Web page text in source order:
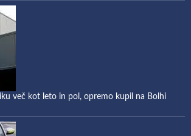
več kot leto in pol, opremo kupil na Bolhi